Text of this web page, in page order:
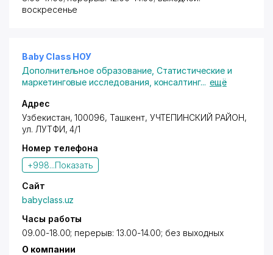
Алматинский технологический университет
воскресенье
Baby Class НОУ
Дополнительное образование, Статистические и
маркетинговые исследования, консалтинг... ещё
Адрес
Узбекистан, 100096, Ташкент, УЧТЕПИНСКИЙ РАЙОН,
ул. ЛУТФИ, 4/1
Номер телефона
+998...Показать
Сайт
babyclass.uz
Часы работы
09.00-18.00; перерыв: 13.00-14.00; без выходных
О компании